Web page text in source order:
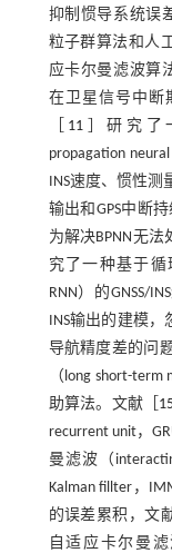
抑制惯导系统误
粒子群算法和人
应卡尔曼滤波算
在卫星信号中断
11 ］研究了
propagation
INS速度、惯性测
输出和GPS中断
为解决BPNN无
究了一种基于循
RNN）的GNSS/
INS输出的建模
导航精度差的问
（long short-
助算法。文献［
recurrent unit，
曼滤波（
Kalman fillter，
的误差累积，文
自适应卡尔曼滤